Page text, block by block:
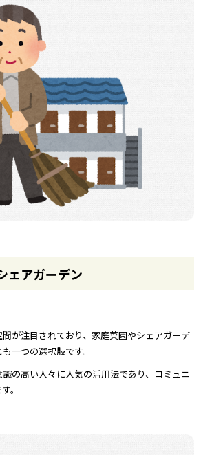
ェアガーデン
が注目されており、家庭菜園やシェアガーデ
一つの選択肢です。
の高い人々に人気の活用法であり、コミュニ
。